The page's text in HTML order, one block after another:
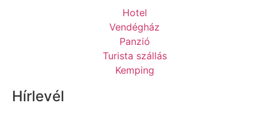
Hotel
Vendégház
Panzió
Turista szállás
Kemping
Hírlevél